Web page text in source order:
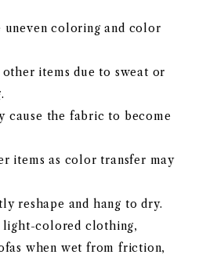
uneven coloring and color
items due to sweat or
cause the fabric to become
items as color transfer may
reshape and hang to dry.
colored clothing,
when wet from friction,